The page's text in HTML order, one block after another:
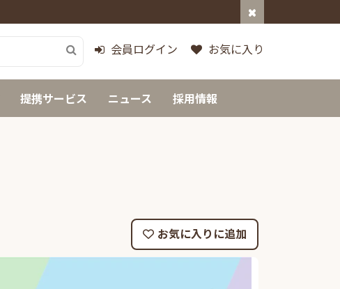
会員ログイン お気に入り
提携サービス ニュース 採用情報
お気に入りに追加